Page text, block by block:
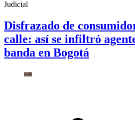
Judicial
Disfrazado de
calle: así se infiltró
banda en Bogotá